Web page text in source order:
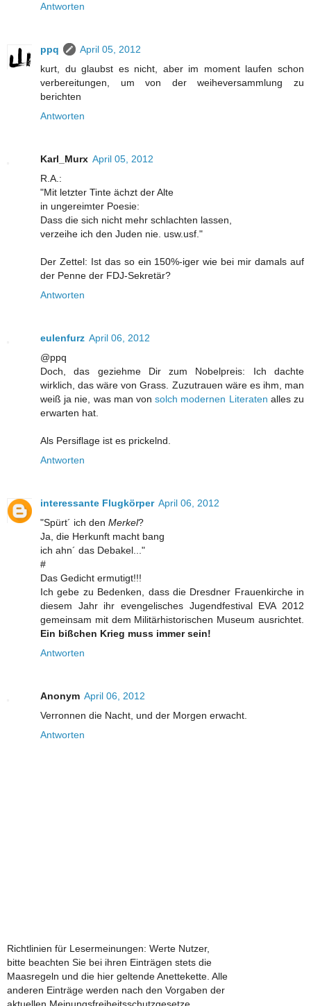
Antworten
ppq
April 05, 2012
kurt, du glaubst es nicht, aber im moment laufen schon
verbereitungen, um von der weiheversammlung zu
berichten
Antworten
Karl_Murx April 05, 2012
R.A.:
"Mit letzter Tinte ächzt der Alte
in ungereimter Poesie:
Dass die sich nicht mehr schlachten lassen,
verzeihe ich den Juden nie. usw.usf."
Der Zettel: Ist das so ein 150%-iger wie bei mir damals auf
der Penne der FDJ-Sekretär?
Antworten
eulenfurz April 06, 2012
@ppq
Doch, das geziehme Dir zum Nobelpreis: Ich dachte
wirklich, das wäre von Grass. Zuzutrauen wäre es ihm, man
weiß ja nie, was man vonsolch modernen Literaten alles zu
erwarten hat.
Als Persiflage ist es prickelnd.
Antworten
interessante Flugkörper April 06, 2012
"Spürt´ ich den Merkel?
Ja, die Herkunft macht bang
ich ahn´ das Debakel..."
#
Das Gedicht ermutigt!!!
Ich gebe zu Bedenken, dass die Dresdner Frauenkirche in
diesem Jahr ihr evengelisches Jugendfestival EVA 2012
gemeinsam mit dem Militärhistorischen Museum ausrichtet.
Ein bißchen Krieg muss immer sein!
Antworten
Anonym April 06, 2012
Verronnen die Nacht, und der Morgen erwacht.
Antworten
Richtlinien für Lesermeinungen: Werte Nutzer,
bitte beachten Sie bei ihren Einträgen stets die
Maasregeln und die hier geltende Anettekette. Alle
anderen Einträge werden nach den Vorgaben der